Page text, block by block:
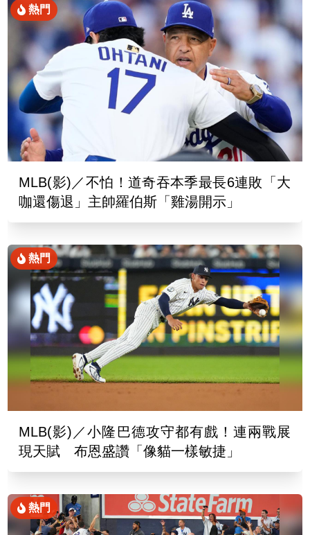
熱門
MLB(影)／不怕！道奇吞本季最長6連敗「大
咖還傷退」主帥羅伯斯「雞湯開示」
熱門
MLB(影)／小隆巴德攻守都有戲！連兩戰展
現天賦 布恩盛讚「像貓一樣敏捷」
熱門